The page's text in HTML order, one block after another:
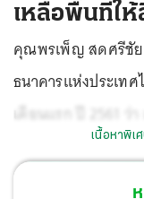
เหลือพื้นที่ใ
คุณพรเพ็ญ สดศรีชัย
ธนาคารแห่งประเท
เดือนแรก ปี 2561 ว่
เนื่องใกล้เคียง 4%
เฉพาะ กลุ่มผู้มีรายไ
เนื้อหาพิเ